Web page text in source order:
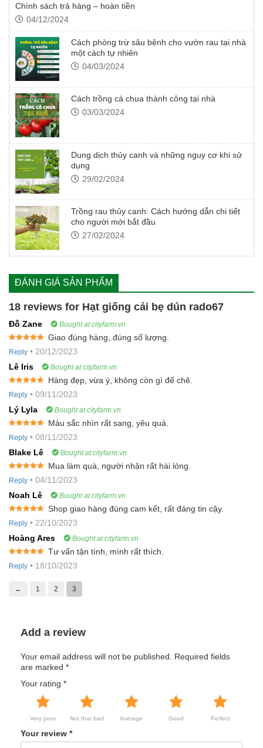
Chính sách trả hàng – hoàn tiền
04/12/2024
Cách phòng trừ sâu bệnh cho vườn rau tại nhà
một cách tự nhiên
04/03/2024
Cách trồng cà chua thành công tại nhà
03/03/2024
Dung dịch thủy canh và những nguy cơ khi sử
dụng
29/02/2024
Trồng rau thủy canh: Cách hướng dẫn chi tiết
cho người mới bắt đầu
27/02/2024
ĐÁNH GIÁ SẢN PHẨM
18 reviews for Hạt giống cải bẹ dún rado67
Đỗ Zane Bought at cityfarm.vn
of 5
Giao đúng hàng, đúng số lượng.
Reply • 20/12/2023
Lê Iris
Bought at cityfarm.vn
of 5
Hàng đẹp, vừa ý, không còn gì để chê.
Reply • 09/11/2023
Lý Lyla
Bought at cityfarm.vn
of 5
Màu sắc nhìn rất sang, yêu quá.
Reply • 08/11/2023
Blake Lê
Bought at cityfarm.vn
of 5
Mua làm quà, người nhận rất hài lòng.
Reply • 04/11/2023
Noah Lê
Bought at cityfarm.vn
of 5
Shop giao hàng đúng cam kết, rất đáng tin cậy.
Reply • 22/10/2023
Hoàng Ares
Bought at cityfarm.vn
of 5
Tư vấn tận tình, mình rất thích.
Reply • 18/10/2023
← 1 2 3
Add a review
Your email address will not be published.
Required fields
are marked *
Your rating *
Very poor Not that bad Average Good Perfect
Your review *